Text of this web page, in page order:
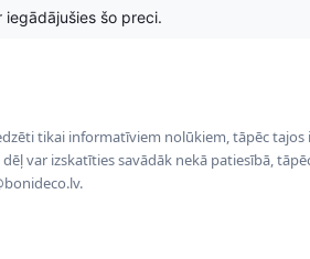
šo preci.
tikai informatīviem nolūkiem, tāpēc
var izskatīties savādāk nekā patiesībā,